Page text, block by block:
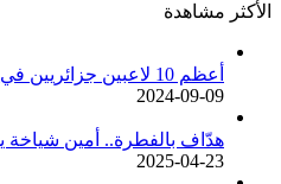
الأكثر مشاهدة
أعظم 10 لاعبين جزائريين في تاريخ كرة القدم
2024-09-09
هدّاف بالفطرة.. أمين شياخة
2025-04-23